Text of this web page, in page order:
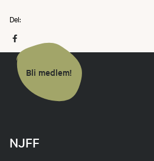
Del:
Bli medlem!
NJFF